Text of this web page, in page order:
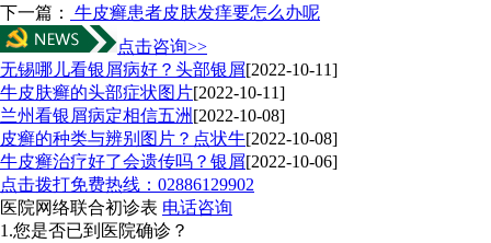
下一篇：
牛皮癣患者皮肤发痒要怎么办呢
点击咨询>>
无锡哪儿看银屑病好？头部银屑[2022-10-11]
牛皮肤癣的头部症状图片[2022-10-11]
兰州看银屑病定相信五洲 [2022-10-08]
皮癣的种类与辨别图片？点状牛[2022-10-08]
牛皮癣治疗好了会遗传吗？银屑[2022-10-06]
点击拨打免费热线：02886129902
医院网络联合初诊表 电话咨询
1.您是否已到医院确诊？